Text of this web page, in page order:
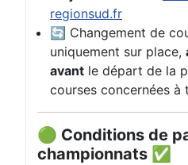
regionsud.fr
🔄 Changement de
uniquement sur place,
avant le départ de la
courses concernées à
🟢 Conditions de
championnats ✅